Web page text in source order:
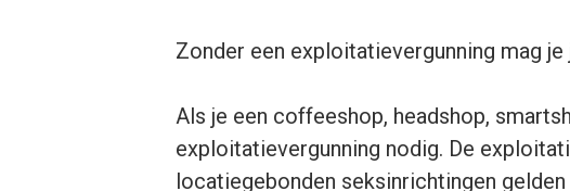
Zonder een exploitatievergunning mag
Als je een coffeeshop, headshop,
exploitatievergunning nodig. De
locatiegebonden seksinrichtingen